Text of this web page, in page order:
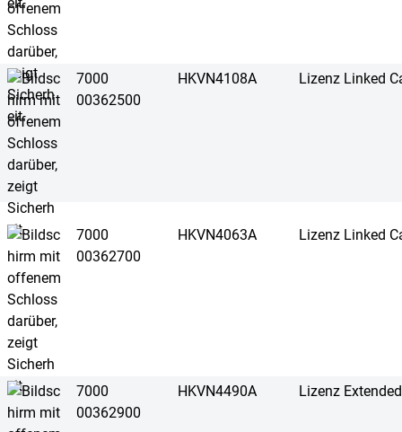
7000
00362500
HKVN4108A Lizenz Linked
7000
00362700
HKVN4063A Lizenz Linked
7000
00362900
HKVN4490A Lizenz